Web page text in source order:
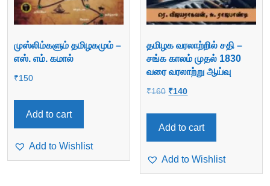
முஸ்லிம்களும் தமிழகமும் –
எஸ். எம். கமால்
₹150
Add to cart
Add to Wishlist
தமிழக வரலாற்றில் சதி –
சங்க காலம் முதல் 1830
வரை வரலாற்று ஆய்வு
₹160 Original
was:
₹140Current
Add to cart
Add to Wishlist